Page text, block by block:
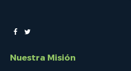
Nuestra Misión